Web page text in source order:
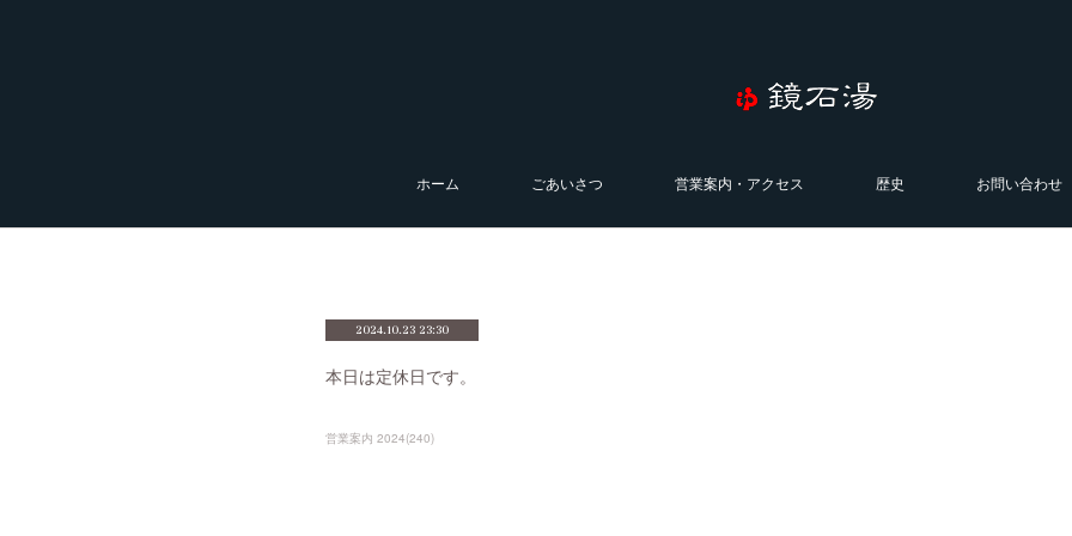
ホーム ごあいさつ 営業案内・アクセス 歴史 お問い合わせ
2024.10.23 23:30
本日は定休日です。
営業案内 2024(240)